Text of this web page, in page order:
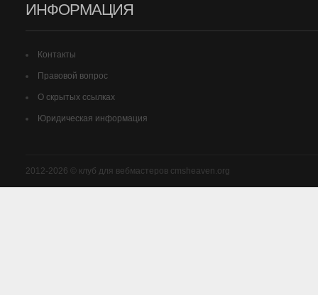
ИНФОРМАЦИЯ
Контакты
Правовой вопрос
О скрытых ссылках
Юридическая информация
2012-2026 © клуб для вебмастеров cmsheaven.org